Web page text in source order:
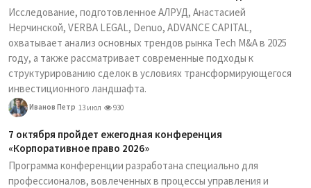
Исследование, подготовленное АЛРУД, Анастасией
Нерчинской, VERBA LEGAL, Denuo, ADVANCE CAPITAL,
охватывает анализ основных трендов рынка Tech M&A в 2025
году, а также рассматривает современные подходы к
структурированию сделок в условиях трансформирующегося
инвестиционного ландшафта.
Иванов Петр 13 июл 930
7 октября пройдет ежегодная конференция
«Корпоративное право 2026»
Программа конференции разработана специально для
профессионалов, вовлеченных в процессы управления и